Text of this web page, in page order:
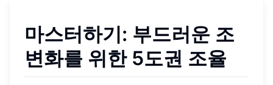
마스터하기: 부드러운 조
변화를 위한 5도권 조율